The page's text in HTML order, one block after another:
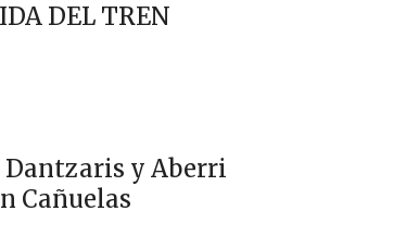
DEL TREN
Dantzaris y Aberri
Cañuelas